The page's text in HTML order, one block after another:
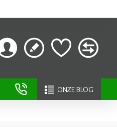
ONZE BLOG